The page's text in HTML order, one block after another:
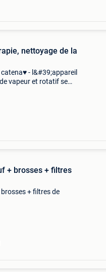
nettoyage de la
- l&#39;appareil
vapeur et rotatif se
+ brosses + filtres
+ filtres de